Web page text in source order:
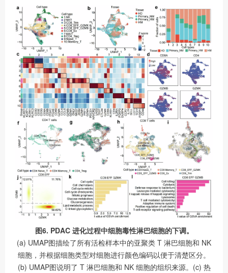
图6. PDAC 进化过程中细胞毒性淋巴细胞的下调。
(a) UMAP图描绘了所有活检样本中的亚聚类 T 淋巴细胞和 NK
细胞，并根据细胞类型对细胞进行颜色编码以便于清楚区分。
(b) UMAP图说明了 T 淋巴细胞和 NK 细胞的组织来源。(c) 热